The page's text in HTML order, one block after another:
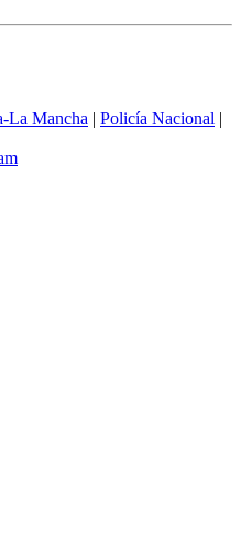
La Mancha | Policía Nacional |